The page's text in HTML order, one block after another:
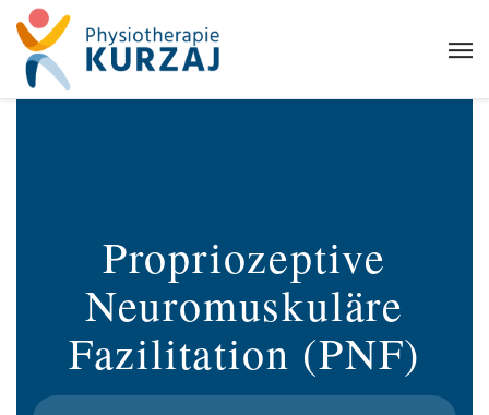
Propriozeptive
Neuromuskuläre
Fazilitation (PNF)